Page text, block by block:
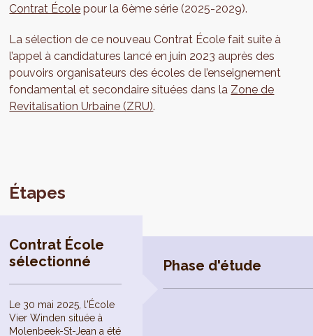
Contrat École pour la 6ème série (2025-2029).
La sélection de ce nouveau Contrat École fait suite à
l’appel à candidatures lancé en juin 2023 auprès des
pouvoirs organisateurs des écoles de l’enseignement
fondamental et secondaire situées dans la Zone de
Revitalisation Urbaine (ZRU).
Étapes
Contrat École
sélectionné
Le 30 mai 2025, l'École
Vier Winden située à
Molenbeek-St-Jean a été
Phase d'étude